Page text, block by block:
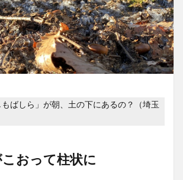
もばしら」が朝、土の下にあるの？（埼玉
おって柱状に